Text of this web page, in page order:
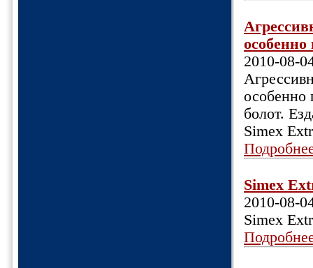
2010-08-
особенно
болот.
Simex
Simex
2010-08-
Simex